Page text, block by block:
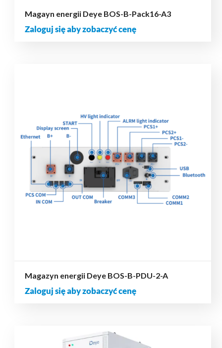
Magayn energii Deye BOS-B-Pack16-A3
Zaloguj się aby zobaczyć cenę
Magazyn energii Deye BOS-B-PDU-2-A
Zaloguj się aby zobaczyć cenę